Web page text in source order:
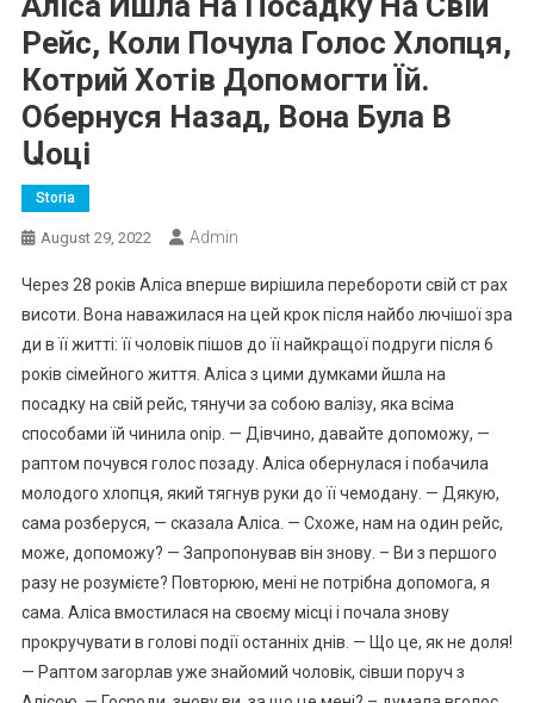
Рейс, Коли Почула Голос Хлопця,
Котрий Хотів Допомогти Їй.
Обернуся Назад, Вона Була В
Աоці
Storia
August 29, 2022 Admin
Через 28 років Аліса вперше вирішила перебороти свій ст рах
висоти. Вона наважилася на цей крок після найбо лючішої зра
ди в її житті: її чоловік пішов до її найкращої подруги після 6
років сімейного життя. Аліса з цими думками йшла на
посадку на свій рейс, тянучи за собою валізу, яка всіма
способами їй чинила оnір. — Дівчино, давайте допоможу, —
раптом почувся голос позаду. Аліса обернулася і побачила
молодого хлопця, який тягнув руки до її чемодану. — Дякую,
сама розберуся, — сказала Аліса. — Схоже, нам на один рейс,
може, допоможу? — Запропонував він знову. – Ви з першого
разу не розумієте? Повторюю, мені не потрібна допомога, я
сама. Аліса вмостилася на своєму місці і почала знову
прокручувати в голові події останніх днів. — Що це, як не доля!
— Раптом заrорлав уже знайомий чоловік, сівши поруч з